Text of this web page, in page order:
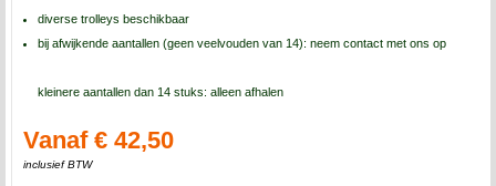
diverse trolleys beschikbaar
bij afwijkende aantallen (geen veelvouden van 14): neem contact met ons op
kleinere aantallen dan 14 stuks: alleen afhalen
Vanaf € 42,50
inclusief BTW